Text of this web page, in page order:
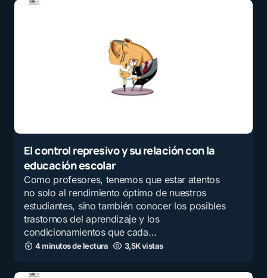
El control represivo y su relación con la
educación escolar
Como profesores, tenemos que estar atentos
no solo al rendimiento óptimo de nuestros
estudiantes, sino también conocer los posibles
trastornos del aprendizaje y los
condicionamientos que cada…
4 minutos de lectura 3,5K vistas